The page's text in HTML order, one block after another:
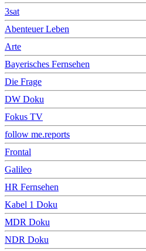
3sat
Abenteuer Leben
Arte
Bayerisches Fernsehen
Die Frage
DW Doku
Fokus TV
follow me.reports
Frontal
Galileo
HR Fernsehen
Kabel 1 Doku
MDR Doku
NDR Doku